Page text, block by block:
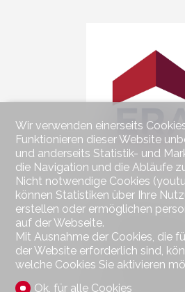
Kontaktieren
ERA Kuhlmann
5200 Brugg
Tel.+41 (0) 56 450
Wir verwenden einerseits
Funktionieren dieser Website
und anderseits Statistik- und
die Navigation und die Abläufe
Nicht notwendige Cookies
können Statistiken über Ihre
erstellen oder ermöglichen
auf der Webseite.
Mit Ausnahme der Cookies, die
der Website erforderlich sind,
welche Cookies Sie aktivieren
Ok, für alle Cookies